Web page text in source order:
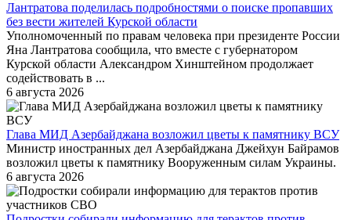
Лантратова поделилась подробностями о поиске пропавших
без вести жителей Курской области
Уполномоченный по правам человека при президенте России
Яна Лантратова сообщила, что вместе с губернатором
Курской области Александром Хинштейном продолжает
содействовать в ...
6 августа 2026
Глава МИД Азербайджана возложил цветы к памятнику ВСУ
Министр иностранных дел Азербайджана Джейхун Байрамов
возложил цветы к памятнику Вооруженным силам Украины.
6 августа 2026